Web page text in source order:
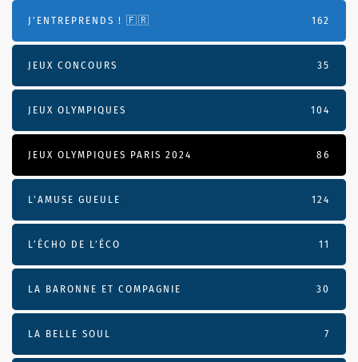
J'ENTREPRENDS ! 🇫🇷 162
JEUX CONCOURS 35
JEUX OLYMPIQUES 104
JEUX OLYMPIQUES PARIS 2024 86
L'AMUSE GUEULE 124
L’ÉCHO DE L’ÉCO 11
LA BARONNE ET COMPAGNIE 30
LA BELLE SOUL 7